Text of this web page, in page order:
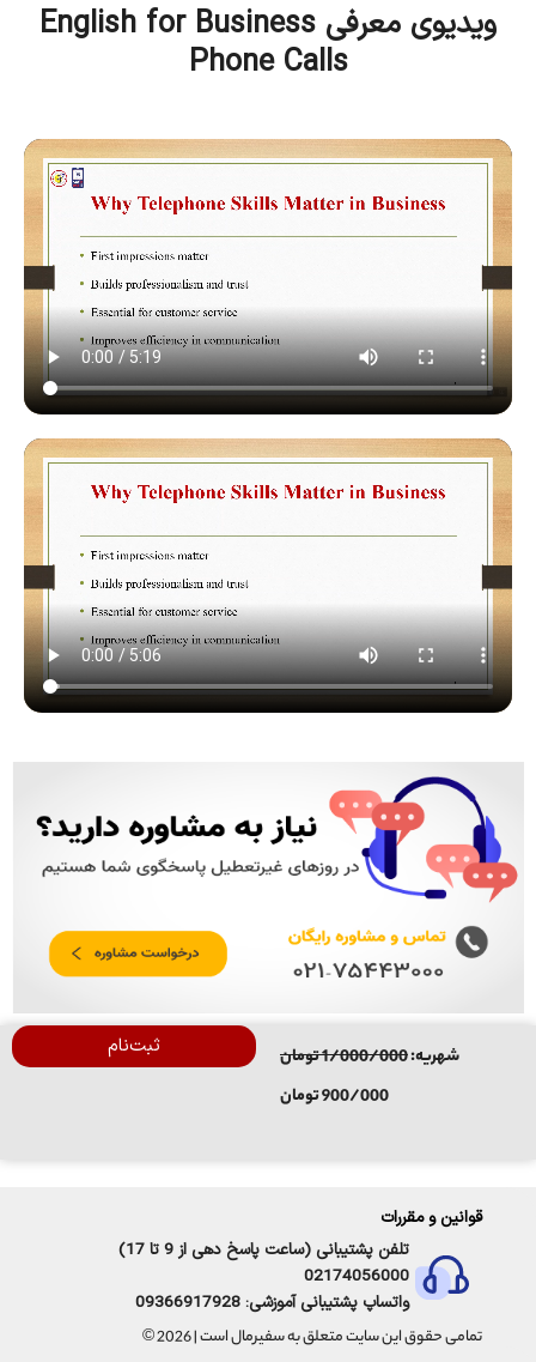
ویدیوی معرفی English for Business
Phone Calls
شهریه:1/000/000 تومان
ثبت‌نام
قوانین و مقررات
تلفن پشتیبانی (ساعت پاسخ دهی از 9 تا 17)
02174056000
واتساپ پشتیبانی آموزشی: 09366917928
تمامی حقوق این سایت متعلق به سفیرمال است | 2026 ©